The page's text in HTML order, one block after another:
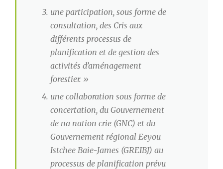
une participation, sous forme de
consultation, des Cris aux
différents processus de
planification et de gestion des
activités d’aménagement
forestier. »
une collaboration sous forme de
concertation, du Gouvernement
de na nation crie (GNC) et du
Gouvernement régional Eeyou
Istchee Baie-James (GREIBJ) au
processus de planification prévu